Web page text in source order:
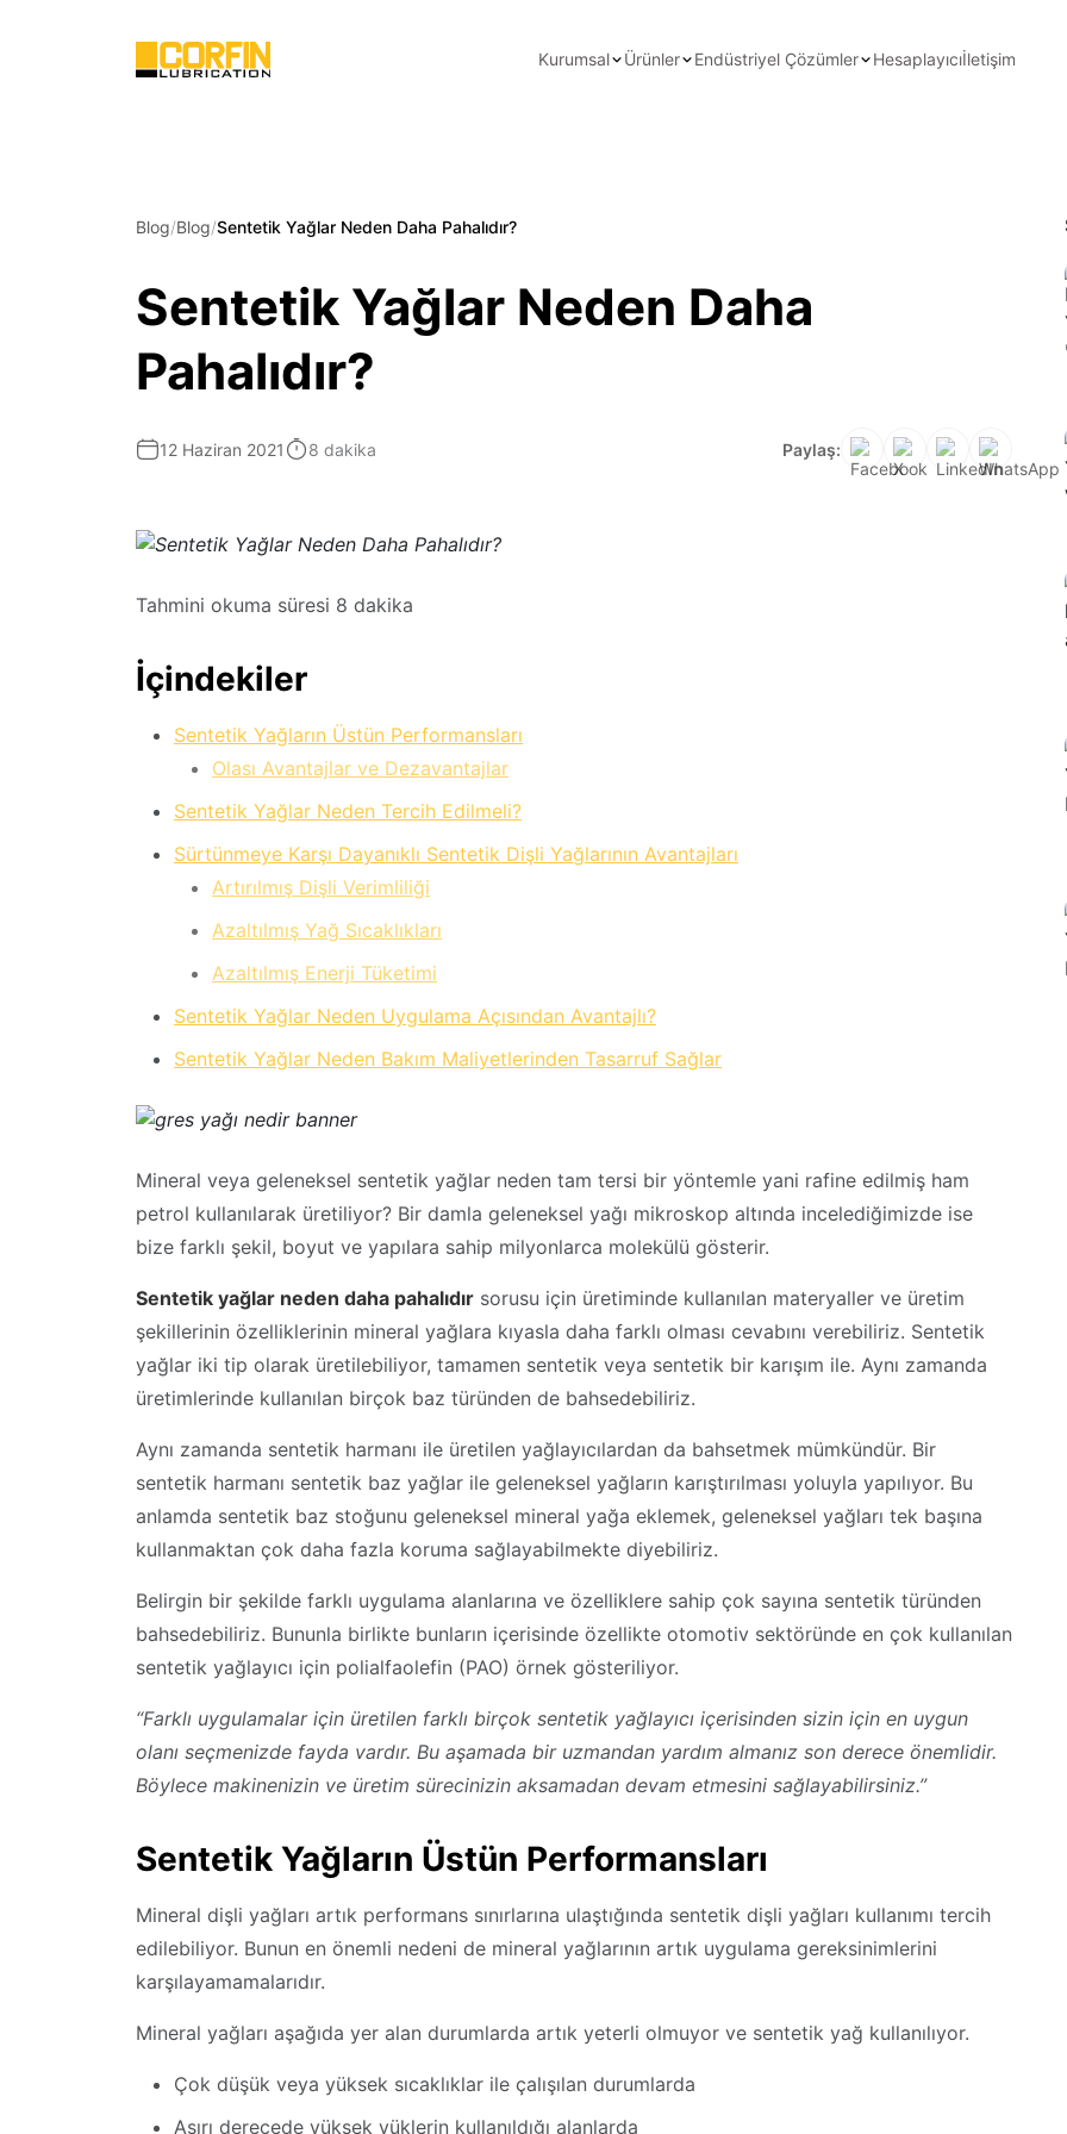
Kurumsal Ürünler Endüstriyel Çözümler Hesaplayıcıİletişim
Blog Blog Sentetik Yağlar Neden Daha Pahalıdır?
Sentetik Yağlar Neden Daha
Pahalıdır?
12 Haziran 2021 8 dakika Paylaş:
Tahmini okuma süresi 8 dakika
İçindekiler
Sentetik Yağların Üstün Performansları
Olası Avantajlar ve Dezavantajlar
Sentetik Yağlar Neden Tercih Edilmeli?
Sürtünmeye Karşı Dayanıklı Sentetik Dişli Yağlarının Avantajları
Artırılmış Dişli Verimliliği
Azaltılmış Yağ Sıcaklıkları
Azaltılmış Enerji Tüketimi
Sentetik Yağlar Neden Uygulama Açısından Avantajlı?
Sentetik Yağlar Neden Bakım Maliyetlerinden Tasarruf Sağlar
Mineral veya geleneksel sentetik yağlar neden tam tersi bir yöntemle yani rafine edilmiş ham
petrol kullanılarak üretiliyor? Bir damla geleneksel yağı mikroskop altında incelediğimizde ise
bize farklı şekil, boyut ve yapılara sahip milyonlarca molekülü gösterir.
Sentetik yağlar neden daha pahalıdır sorusu için üretiminde kullanılan materyaller ve üretim
şekillerinin özelliklerinin mineral yağlara kıyasla daha farklı olması cevabını verebiliriz. Sentetik
yağlar iki tip olarak üretilebiliyor, tamamen sentetik veya sentetik bir karışım ile. Aynı zamanda
üretimlerinde kullanılan birçok baz türünden de bahsedebiliriz.
Aynı zamanda sentetik harmanı ile üretilen yağlayıcılardan da bahsetmek mümkündür. Bir
sentetik harmanı sentetik baz yağlar ile geleneksel yağların karıştırılması yoluyla yapılıyor. Bu
anlamda sentetik baz stoğunu geleneksel mineral yağa eklemek, geleneksel yağları tek başına
kullanmaktan çok daha fazla koruma sağlayabilmekte diyebiliriz.
Belirgin bir şekilde farklı uygulama alanlarına ve özelliklere sahip çok sayına sentetik türünden
bahsedebiliriz. Bununla birlikte bunların içerisinde özellikte otomotiv sektöründe en çok kullanılan
sentetik yağlayıcı için polialfaolefin (PAO) örnek gösteriliyor.
“Farklı uygulamalar için üretilen farklı birçok sentetik yağlayıcı içerisinden sizin için en uygun
olanı seçmenizde fayda vardır. Bu aşamada bir uzmandan yardım almanız son derece önemlidir.
Böylece makinenizin ve üretim sürecinizin aksamadan devam etmesini sağlayabilirsiniz.”
Sentetik Yağların Üstün Performansları
Mineral dişli yağları artık performans sınırlarına ulaştığında sentetik dişli yağları kullanımı tercih
edilebiliyor. Bunun en önemli nedeni de mineral yağlarının artık uygulama gereksinimlerini
karşılayamamalarıdır.
Mineral yağları aşağıda yer alan durumlarda artık yeterli olmuyor ve sentetik yağ kullanılıyor.
Çok düşük veya yüksek sıcaklıklar ile çalışılan durumlarda
Aşırı derecede yüksek yüklerin kullanıldığı alanlarda